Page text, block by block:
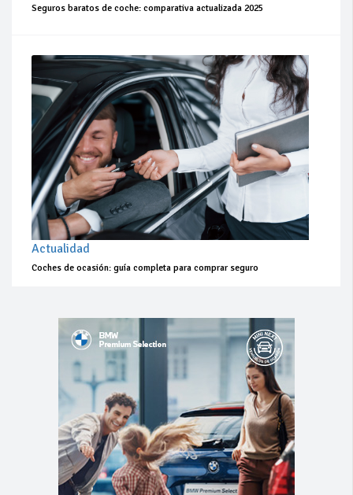
Seguros baratos de coche: comparativa actualizada 2025
Actualidad
Coches de ocasión: guía completa para comprar seguro